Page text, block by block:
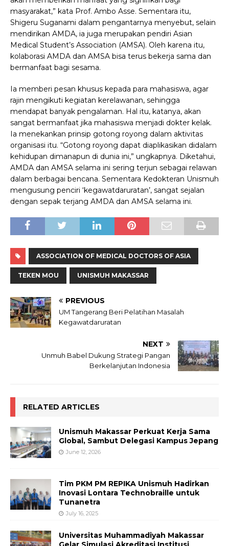
masyarakat,” kata Prof. Ambo Asse. Sementara itu,
Shigeru Suganami dalam pengantarnya menyebut, selain
mendirikan AMDA, ia juga merupakan pendiri Asian
Medical Student’s Association (AMSA). Oleh karena itu,
kolaborasi AMDA dan AMSA bisa terus bekerja sama dan
bermanfaat bagi sesama.
Ia memberi pesan khusus kepada para mahasiswa, agar
rajin mengikuti kegiatan kerelawanan, sehingga
mendapat banyak pengalaman. Hal itu, katanya, akan
sangat bermanfaat jika mahasiswa menjadi dokter kelak.
Ia menekankan prinsip gotong royong dalam aktivitas
organisasi itu. “Gotong royong dapat diaplikasikan didalam
kehidupan dimanapun di dunia ini,” ungkapnya. Diketahui,
AMDA dan AMSA selama ini sering terjun sebagai relawan
dalam berbagai bencana. Sementara Kedokteran Unismuh
mengusung penciri ‘kegawatdaruratan’, sangat sejalan
dengan sepak terjang AMDA dan AMSA selama ini.
ASSOCIATION OF MEDICAL DOCTORS OF ASIA
TEKEN MOU UNISMUH MAKASSAR
PREVIOUS
UM Tangerang Beri Pelatihan Masalah
Kegawatdaruratan
NEXT
Unmuh Babel Dukung Strategi Pangan
Berkelanjutan Indonesia
RELATED ARTICLES
Unismuh Makassar Perkuat Kerja Sama
Global, Sambut Delegasi Kampus Jepang
June 12, 2026
Tim PKM PM REPIKA Unismuh Hadirkan
Inovasi Lontara Technobraille untuk
Tunanetra
July 16, 2025
Universitas Muhammadiyah Makassar